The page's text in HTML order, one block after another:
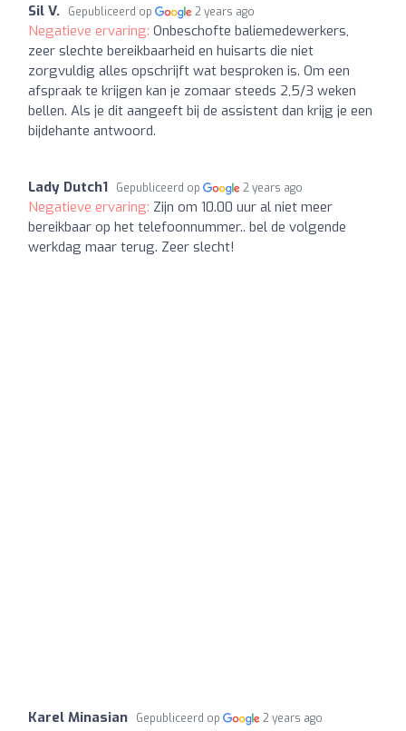
Sil V. Gepubliceerd op 2 years ago
Negatieve ervaring: Onbeschofte baliemedewerkers,
zeer slechte bereikbaarheid en huisarts die niet
zorgvuldig alles opschrijft wat besproken is. Om een
afspraak te krijgen kan je zomaar steeds 2,5/3 weken
bellen. Als je dit aangeeft bij de assistent dan krijg je een
bijdehante antwoord.
Lady Dutch1 Gepubliceerd op 2 years ago
Negatieve ervaring: Zijn om 10.00 uur al niet meer
bereikbaar op het telefoonnummer.. bel de volgende
werkdag maar terug. Zeer slecht!
Karel Minasian Gepubliceerd op 2 years ago